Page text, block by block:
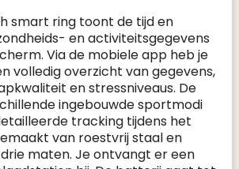
smart ring toont de tijd en
en activiteitsgegevens
Via de mobiele app heb je
volledig overzicht van gegevens,
en stressniveaus. De
ingebouwde sportmodi
tracking tijdens het
van roestvrij staal en
maten. Je ontvangt er een